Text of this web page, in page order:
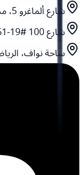
شارع ألماغرو 5، مدريد، إسبانيا
شارع 100 #19-61، بوغوتا، كولومبيا
ساحة نواف،